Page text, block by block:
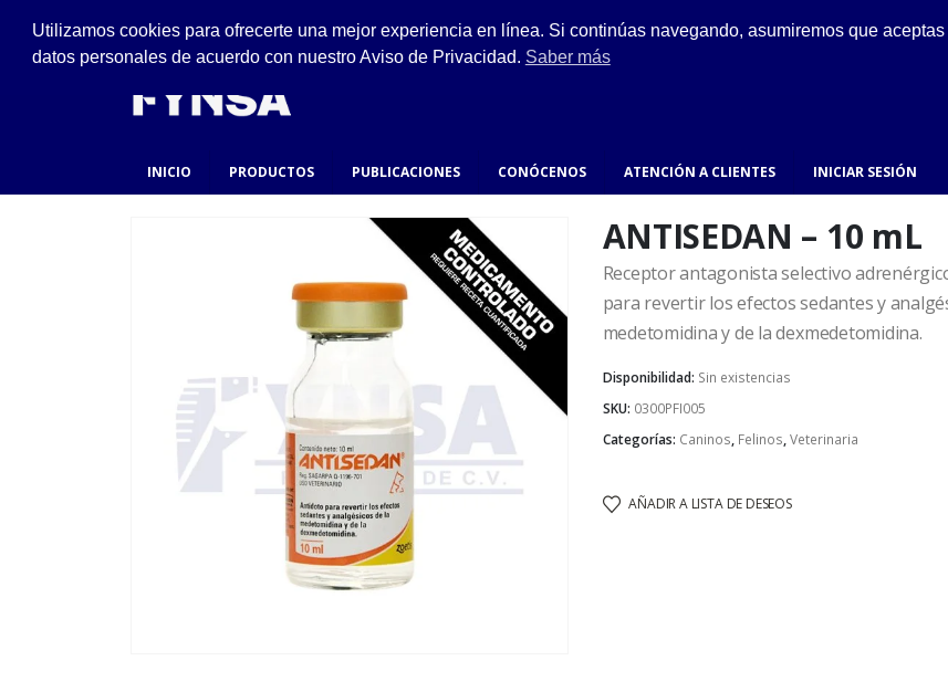
Ejido #94, San Felipe de Jesús, Gustavo A. Madero. hola@fynsa.mx
INICIO PRODUCTOS PUBLICACIONES CONÓCENOS ATENCIÓN A CLIENTES INICIAR SESIÓN
ANTISEDAN – 10 mL
Receptor antagonista selectivo
para revertir los efectos sedantes y
medetomidina y de la dexmedetomidina.
Disponibilidad: Sin existencias
SKU: 0300PFI005
Categorías: Caninos, Felinos,Veterinaria
AÑADIR A LISTA DE DESEOS
Utilizamos cookies para ofrecerte una mejor experiencia en línea. Si continúas navegando, asumiremos que
datos personales de acuerdo con nuestro Aviso de Privacidad. Saber más